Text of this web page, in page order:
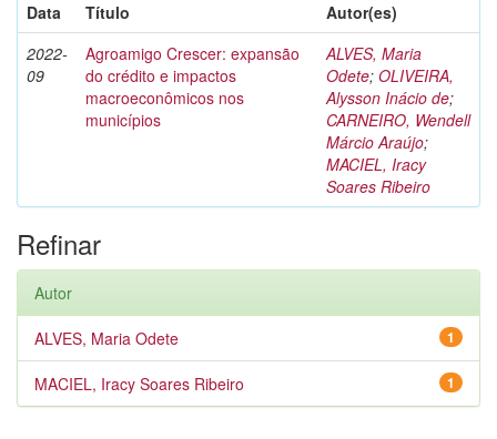
Data
Título
Autor(es)
2022-
09
Agroamigo Crescer: expansão
do crédito e impactos
macroeconômicos nos
municípios
ALVES, Maria
Odete; OLIVEIRA,
Alysson Inácio de;
CARNEIRO, Wendell
Márcio Araújo;
MACIEL, Iracy
Soares Ribeiro
Refinar
Autor
1
ALVES, Maria Odete
1
MACIEL, Iracy Soares Ribeiro